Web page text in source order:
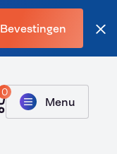
Bevestingen
0
Menu